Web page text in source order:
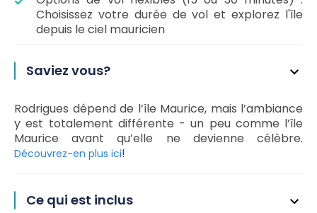
Choisissez votre durée de vol et explorez l'île
depuis le ciel mauricien
Saviez vous?
Rodrigues dépend de l’île Maurice, mais l’ambiance
y est totalement différente - un peu comme l’île
Maurice avant qu’elle ne devienne célèbre.
Découvrez-en plus ici!
Ce qui est inclus